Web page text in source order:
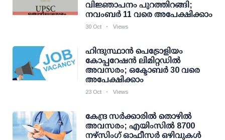
വിജ്ഞാപനം പുറത്തിറങ്ങി;
നവംബര്‍ 11 വരെ അപേക്ഷിക്കാം
30 Oct Views
ഹിന്ദുസ്ഥാന്‍ പെട്രോളിയം
കോപ്പറേഷന്‍ ലിമിറ്റഡിൽ
അവസരം; ഒക്ടോബര്‍ 30 വരെ
അപേക്ഷിക്കാം
23 Oct Views
കേന്ദ്ര സർക്കാരിൽ തൊഴിൽ
അവസരം; എയിംസിൽ 8700
നഴ്സിംഗ് ഓഫീസർ ഒഴിവുകൾ